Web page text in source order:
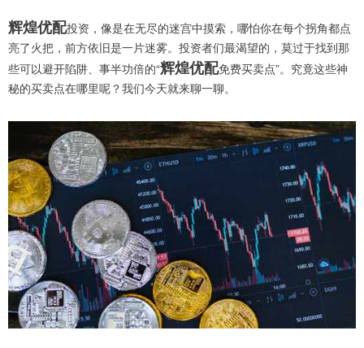
辉煌优配投资，像是在无尽的迷宫中摸索，哪怕你在每个拐角都点
亮了火把，前方依旧是一片迷雾。投资者们最渴望的，莫过于找到那
些可以避开陷阱、事半功倍的“辉煌优配免费买卖点”。究竟这些神
秘的买卖点在哪里呢？我们今天就来聊一聊。